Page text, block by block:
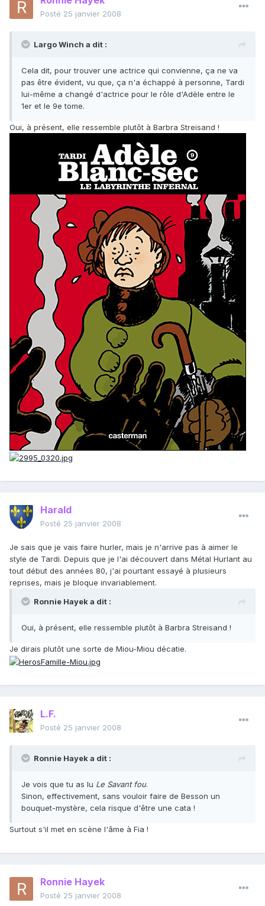
Posté 25 janvier 2008
Largo Winch a dit :
Cela dit, pour trouver une actrice qui convienne, ça ne va
pas être évident, vu que, ça n'a échappé à personne, Tardi
lui-même a changé d'actrice pour le rôle d'Adèle entre le
1er et le 9e tome.
Oui, à présent, elle ressemble plutôt à Barbra Streisand !
Harald
Posté 25 janvier 2008
Je sais que je vais faire hurler, mais je n'arrive pas à aimer le
style de Tardi. Depuis que je l'ai découvert dans Métal Hurlant au
tout début des années 80, j'ai pourtant essayé à plusieurs
reprises, mais je bloque invariablement.
Ronnie Hayek a dit :
Oui, à présent, elle ressemble plutôt à Barbra Streisand !
Je dirais plutôt une sorte de Miou-Miou décatie.
L.F.
Posté 25 janvier 2008
Ronnie Hayek a dit :
Je vois que tu as lu Le Savant fou.
Sinon, effectivement, sans vouloir faire de Besson un
bouquet-mystère, cela risque d'être une cata !
Surtout s'il met en scène l'âme à Fia !
Ronnie Hayek
Posté 25 janvier 2008